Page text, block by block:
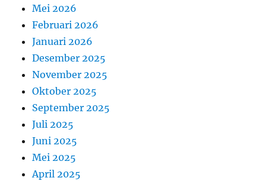
Mei 2026
Februari 2026
Januari 2026
Desember 2025
November 2025
Oktober 2025
September 2025
Juli 2025
Juni 2025
Mei 2025
April 2025